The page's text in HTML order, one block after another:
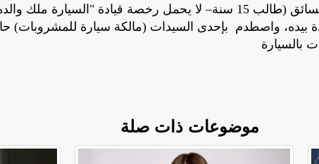
"سارية التراخيص" برعونة تبين أن السائق (طالب 15 سنة– لا يحمل رخصة قيادة
بيده، واصطدم بإحدى السيدات (مالكة سيارة للمشروبات)
بالسيارة
موضوعات ذات صلة